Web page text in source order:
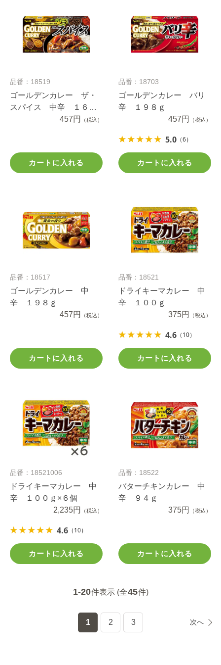
品番：18519
ゴールデンカレー ザ・
スパイス 中辛 １６０
457円 （税込）
カートに入れる
品番：18703
ゴールデンカレー バリ
辛 １９８ｇ
457円
（税込）
5.0 （6）
カートに入れる
品番：18517
ゴールデンカレー 中
辛 １９８ｇ
457円
（税込）
カートに入れる
品番：18521
ドライキーマカレー 中
辛 １００ｇ
375円
（税込）
4.6 （10）
カートに入れる
品番：18521006
ドライキーマカレー 中
辛 １００ｇ×６個
2,235円
（税込）
4.6 （10）
カートに入れる
品番：18522
バターチキンカレー 中
辛 ９４ｇ
375円
（税込）
カートに入れる
1-20件表示 (全45件)
1 2 3 次へ